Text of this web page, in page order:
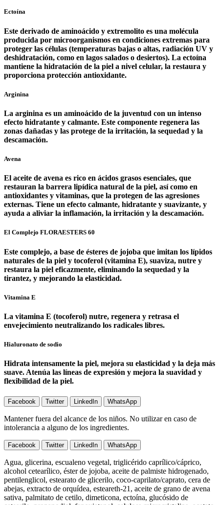
Ectoína
Este derivado de aminoácido y extremolito es una molécula
producida por microorganismos en condiciones extremas para
proteger las células (temperaturas bajas o altas, radiación UV y
deshidratación, como en lagos salados o desiertos). La ectoína
mantiene la hidratación de la piel a nivel celular, la restaura y
proporciona protección antioxidante.
Arginina
La arginina es un aminoácido de la juventud con un intenso
efecto hidratante y calmante. Este componente regenera las
zonas dañadas y las protege de la irritación, la sequedad y la
descamación.
Avena
El aceite de avena es rico en ácidos grasos esenciales, que
restauran la barrera lipídica natural de la piel, así como en
antioxidantes y vitaminas, que la protegen de las agresiones
externas. Tiene un efecto calmante, hidratante y suavizante, y
ayuda a aliviar la inflamación, la irritación y la descamación.
El Complejo FLORAESTERS 60
Este complejo, a base de ésteres de jojoba que imitan los lípidos
naturales de la piel y tocoferol (vitamina E), suaviza, nutre y
restaura la piel eficazmente, eliminando la sequedad y la
tirantez, y mejorando la elasticidad.
Vitamina E
La vitamina E (tocoferol) nutre, regenera y retrasa el
envejecimiento neutralizando los radicales libres.
Hialuronato de sodio
Hidrata intensamente la piel, mejora su elasticidad y la deja más
suave. Atenúa las líneas de expresión y mejora la suavidad y
flexibilidad de la piel.
Facebook Twitter LinkedIn WhatsApp
Mantener fuera del alcance de los niños. No utilizar en caso de
intolerancia a alguno de los ingredientes.
Facebook Twitter LinkedIn WhatsApp
Agua, glicerina, escualeno vegetal, triglicérido caprílico/cáprico,
alcohol cetearílico, éster de jojoba, aceite de palmiste hidrogenado,
pentilenglicol, estearato de glicerilo, coco-caprilato/caprato, cera de
abejas, extracto de orquídea, esteareth-21, aceite de grano de avena
sativa, palmitato de cetilo, dimeticona, ectoína, glucósido de